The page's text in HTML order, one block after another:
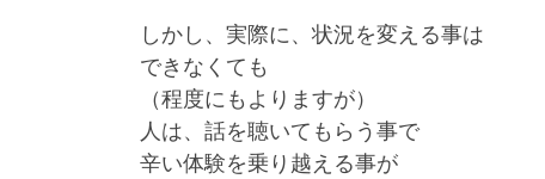
しかし、実際に、状況を変える事は
できなくても
（程度にもよりますが）
人は、話を聴いてもらう事で
辛い体験を乗り越える事が